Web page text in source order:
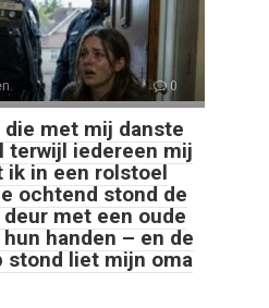
0
die met mij danste
terwijl iedereen mij
ik in een rolstoel
ochtend stond de
met een oude
handen – en de
stond liet mijn oma